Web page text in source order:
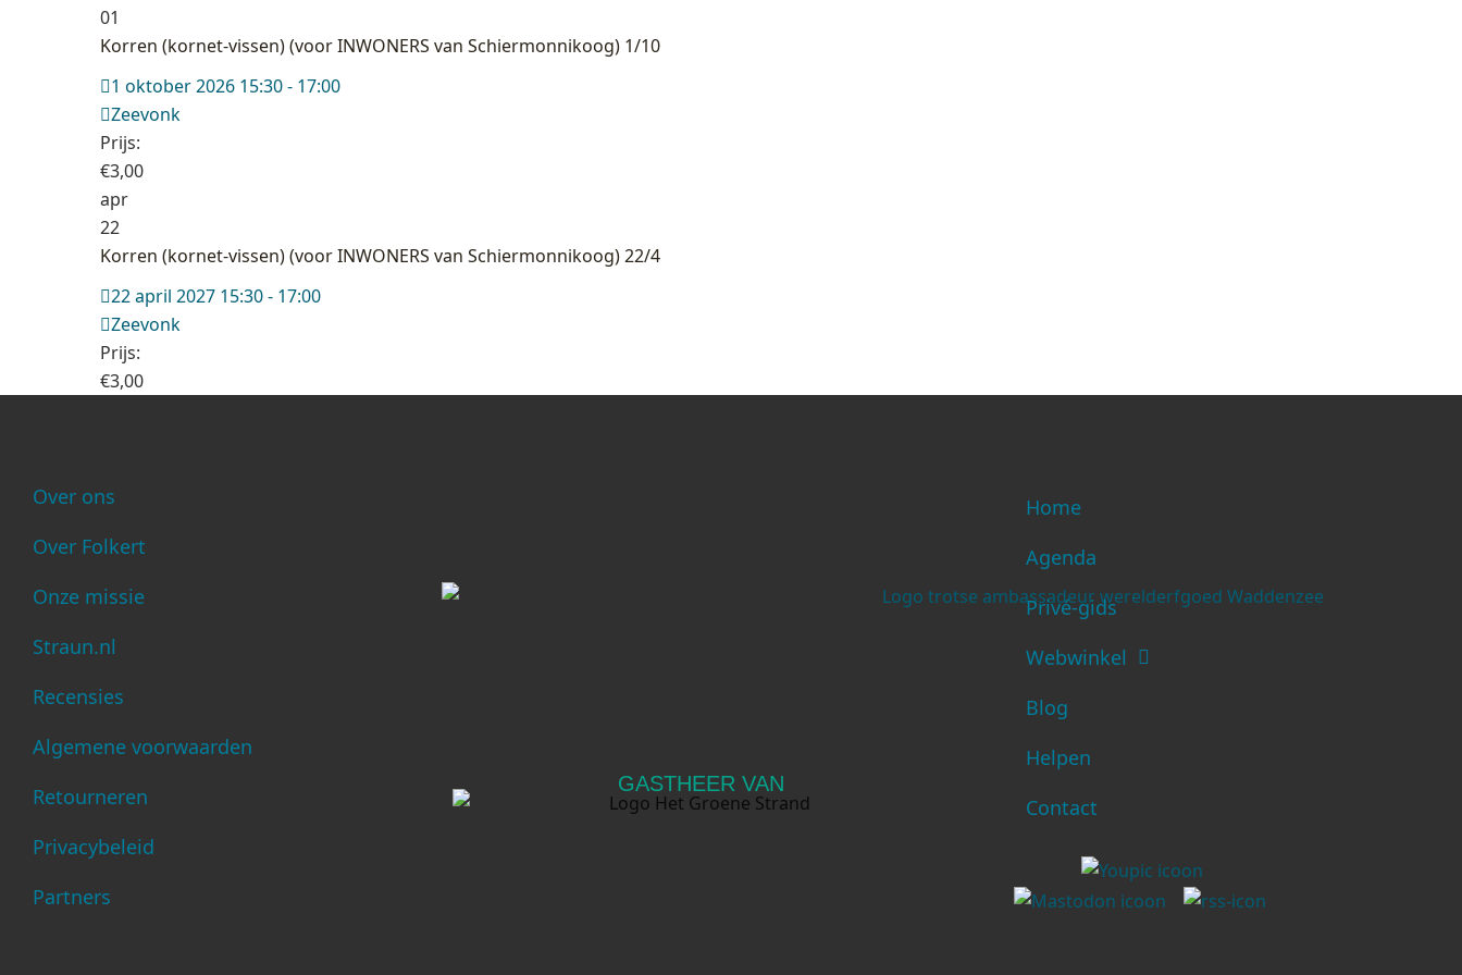
01
Korren (kornet-vissen) (voor INWONERS van Schiermonnikoog) 1/10
1 oktober 2026 15:30 - 17:00
Zeevonk
Prijs:
€3,00
apr
22
Korren (kornet-vissen) (voor INWONERS van Schiermonnikoog) 22/4
22 april 2027 15:30 - 17:00
Zeevonk
Prijs:
€3,00
Over ons
Over Folkert
Onze missie
Straun.nl
Recensies
Algemene voorwaarden
Retourneren
Privacybeleid
Partners
GASTHEER VAN
Home
Agenda
Privé-gids
Webwinkel
Blog
Helpen
Contact